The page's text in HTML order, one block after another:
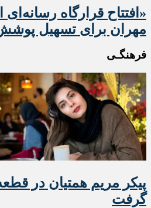
«افتتاح قرارگاه رسانه‌ای
مهران برای تسهیل
فرهنگـی
پیکر مریم همتیان در
گرفت